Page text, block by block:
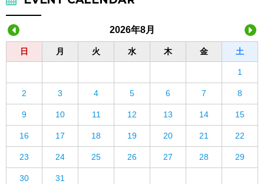
2026年8月
日 月 火 水 木 金 土
1
2 3 4 5 6 7 8
9 10 11 12 13 14 15
16 17 18 19 20 21 22
23 24 25 26 27 28 29
30 31